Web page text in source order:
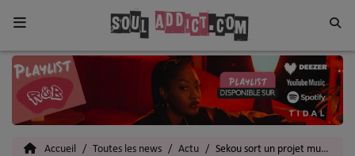
Home
Toutes les News
Accueil Toutes les news Actu Sekou sort un projet musical